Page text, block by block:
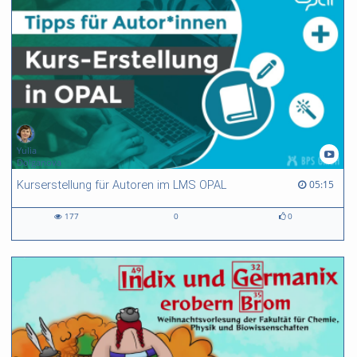
Yulia
Dolganova
Kurserstellung für Autoren im LMS OPAL 05:15
05:15 duration
177
views
0
Kommentare
0
likes